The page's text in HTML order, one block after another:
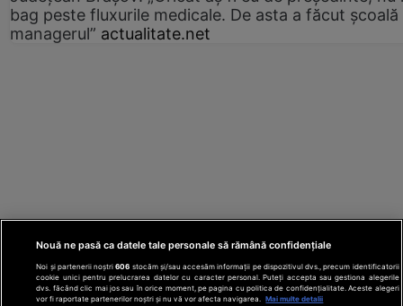
bag peste fluxurile medicale. De asta a făcut școală
managerul” actualitate.net
Nouă ne pasă ca datele tale personale să rămână confidențiale
Noi și partenerii noștri606 stocăm și/sau accesăm informații pe dispozitivul dvs., precum identificatorii
cookie unici pentru prelucrarea datelor cu caracter personal. Puteți accepta sau gestiona alegerile
dvs. făcând clic mai jos sau în orice moment, pe pagina cu politica de confidențialitate. Aceste alegeri
vor fi raportate partenerilor noștri și nu vă vor afecta navigarea.
Mai multe detalii